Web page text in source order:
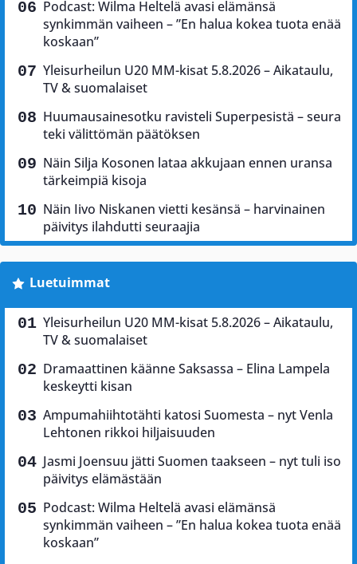
Podcast: Wilma Heltelä avasi elämänsä
synkimmän vaiheen – ”En halua kokea tuota enää
koskaan”
Yleisurheilun U20 MM-kisat 5.8.2026 – Aikataulu,
TV & suomalaiset
Huumausainesotku ravisteli Superpesistä – seura
teki välittömän päätöksen
Näin Silja Kosonen lataa akkujaan ennen uransa
tärkeimpiä kisoja
Näin Iivo Niskanen vietti kesänsä – harvinainen
päivitys ilahdutti seuraajia
Luetuimmat
Yleisurheilun U20 MM-kisat 5.8.2026 – Aikataulu,
TV & suomalaiset
Dramaattinen käänne Saksassa – Elina Lampela
keskeytti kisan
Ampumahiihtotähti katosi Suomesta – nyt Venla
Lehtonen rikkoi hiljaisuuden
Jasmi Joensuu jätti Suomen taakseen – nyt tuli iso
päivitys elämästään
Podcast: Wilma Heltelä avasi elämänsä
synkimmän vaiheen – ”En halua kokea tuota enää
koskaan”